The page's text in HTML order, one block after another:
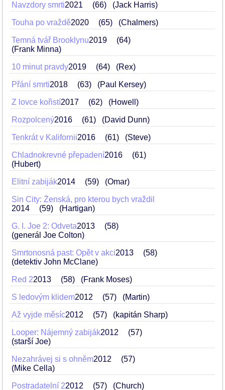
Navzdory smrti2021 66 (Jack Harris)
Touha po vraždě2020 65 (Chalmers)
Temná tvář Brooklynu2019
64
(Frank Minna)
10 minut pravdy2019 64 (Rex)
Přání smrti2018 63 (Paul Kersey)
Z lovce kořistí2017 62 (Howell)
Rozpolcený2016 61 (David Dunn)
Tenkrát v Kalifornii2016 61 (Steve)
Chladnokrevné přepadení2016
61
(Hubert)
Elitní zabiják2014 59 (Omar)
Sin City: Ženská, pro kterou bych vraždil
2014
59 (Hartigan)
G. I. Joe 2: Odveta2013
58
(generál Joe Colton)
Smrtonosná past: Opět v akci2013
58
(detektiv John McClane)
Red 22013 58 (Frank Moses)
S ledovým klidem2012 57 (Martin)
Až vyjde měsíc2012 57 (kapitán Sharp)
Looper: Nájemný zabiják2012
57
(starší Joe)
Nezahrávej si s ohněm2012
57
(Mike Cella)
Postradatelní 22012 57 (Church)